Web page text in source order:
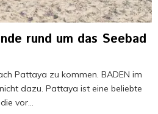
rund um das Seebad
Pattaya zu kommen. BADEN im
dazu. Pattaya ist eine beliebte
vor...